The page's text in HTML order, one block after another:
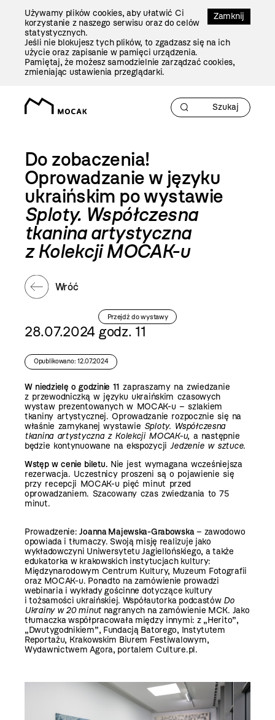
Zamknij
Używamy plików cookies, aby ułatwić Ci
korzystanie z naszego serwisu oraz do celów
statystycznych.
Jeśli nie blokujesz tych plików, to zgadzasz się na ich
użycie oraz zapisanie w pamięci urządzenia.
Pamiętaj, że możesz samodzielnie zarządzać cookies,
zmieniając ustawienia przeglądarki.
Do zobaczenia!
Oprowadzanie w języku
ukraińskim po wystawie
Sploty. Współczesna
tkanina artystyczna
z Kolekcji MOCAK-u
Wróć
Przejdź do wystawy
28.07.2024 godz. 11
Opublikowano: 12.07.2024
W niedzielę o godzinie 11 zapraszamy na zwiedzanie
z przewodniczką w języku ukraińskim czasowych
wystaw prezentowanych w MOCAK-u – szlakiem
tkaniny artystycznej. Oprowadzanie rozpocznie się na
właśnie zamykanej wystawie Sploty. Współczesna
tkanina artystyczna z Kolekcji MOCAK-u, a następnie
będzie kontynuowane na ekspozycji Jedzenie w sztuce.
Wstęp w cenie biletu.Nie jest wymagana wcześniejsza
rezerwacja. Uczestnicy proszeni są o pojawienie się
przy recepcji MOCAK-u pięć minut przed
oprowadzaniem. Szacowany czas zwiedzania to 75
minut.
Prowadzenie:Joanna Majewska-Grabowska– zawodowo
opowiada i tłumaczy. Swoją misję realizuje jako
wykładowczyni Uniwersytetu Jagiellońskiego, a także
edukatorka w krakowskich instytucjach kultury:
Międzynarodowym Centrum Kultury, Muzeum Fotografii
oraz MOCAK-u. Ponadto na zamówienie prowadzi
webinaria i wykłady gościnne dotyczące kultury
i tożsamości ukraińskiej. Współautorka podcastów Do
Ukrainy w 20 minutnagranych na zamówienie MCK. Jako
tłumaczka współpracowała między innymi: z „Herito”,
„Dwutygodnikiem”, Fundacją Batorego, Instytutem
Reportażu, Krakowskim Biurem Festiwalowym,
Wydawnictwem Agora, portalem Culture.pl.